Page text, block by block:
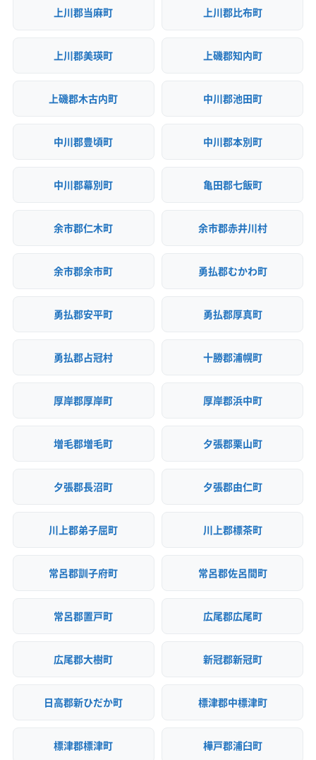
上川郡当麻町 上川郡比布町
上川郡美瑛町 上磯郡知内町
上磯郡木古内町 中川郡池田町
中川郡豊頃町 中川郡本別町
中川郡幕別町 亀田郡七飯町
余市郡仁木町 余市郡赤井川村
余市郡余市町 勇払郡むかわ町
勇払郡安平町 勇払郡厚真町
勇払郡占冠村 十勝郡浦幌町
厚岸郡厚岸町 厚岸郡浜中町
増毛郡増毛町 夕張郡栗山町
夕張郡長沼町 夕張郡由仁町
川上郡弟子屈町 川上郡標茶町
常呂郡訓子府町 常呂郡佐呂間町
常呂郡置戸町 広尾郡広尾町
広尾郡大樹町 新冠郡新冠町
日高郡新ひだか町 標津郡中標津町
標津郡標津町 樺戸郡浦臼町